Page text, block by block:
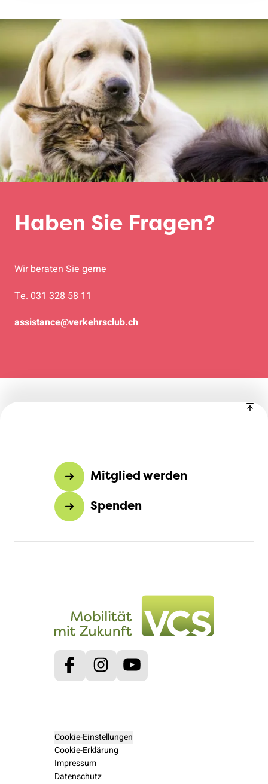
Haben Sie Fragen?
Wir beraten Sie gerne
Te. 031 328 58 11
assistance@verkehrsclub.ch
Mitglied werden
Spenden
FacebookInstagram
Cookie-Einstellungen
Cookie-Erklärung
Impressum
Datenschutz